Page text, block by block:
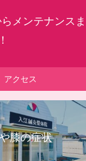
メンテナンスま
アクセス
膝の症状